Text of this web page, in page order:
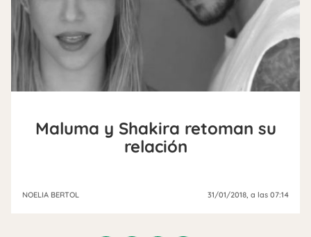
Maluma y Shakira retoman su
relación
NOELIA BERTOL 31/01/2018 , a las 07:14